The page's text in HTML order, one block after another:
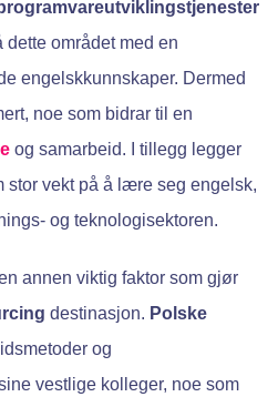
dette området med en
engelskkunnskaper. Dermed
noe som bidrar til en
og samarbeid. I tillegg legger
stor vekt på å lære seg engelsk,
og teknologisektoren.
annen viktig faktor som gjør
destinasjon. Polske
og
vestlige kolleger, noe som